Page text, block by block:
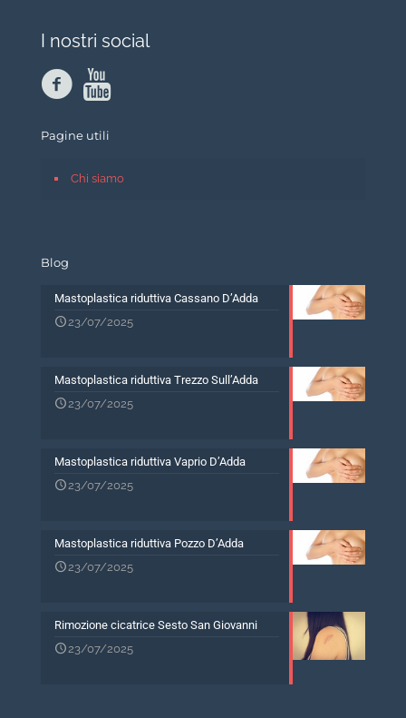
I nostri social
Pagine utili
Chi siamo
Blog
Mastoplastica riduttiva Cassano D’Adda
23/07/2025
Mastoplastica riduttiva Trezzo Sull’Adda
23/07/2025
Mastoplastica riduttiva Vaprio D’Adda
23/07/2025
Mastoplastica riduttiva Pozzo D’Adda
23/07/2025
Rimozione cicatrice Sesto San Giovanni
23/07/2025